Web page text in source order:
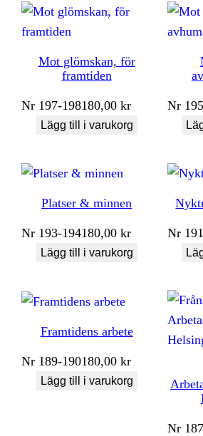
Mot glömskan, för
framtiden
Nr 197-198180,00kr
Lägg till i varukorg
Nr
Platser & minnen
Nr 193-194180,00kr
Lägg till i varukorg
Nr
Framtidens arbete
Nr 189-190180,00kr
Lägg till i varukorg
Nr